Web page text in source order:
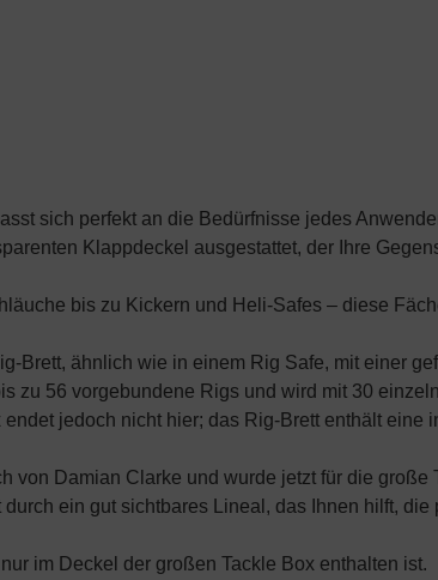
sich perfekt an die Bedürfnisse jedes
Klappdeckel ausgestattet, der Ihre
bis zu Kickern und Heli-Safes – diese
Brett, ähnlich wie in einem Rig Safe, mit einer
zu 56 vorgebundene Rigs und wird mit 30
endet jedoch nicht hier; das Rig-Brett enthält
von Damian Clarke und wurde jetzt für die große
ein gut sichtbares Lineal, das Ihnen hilft,
im Deckel der großen Tackle Box enthalten ist.